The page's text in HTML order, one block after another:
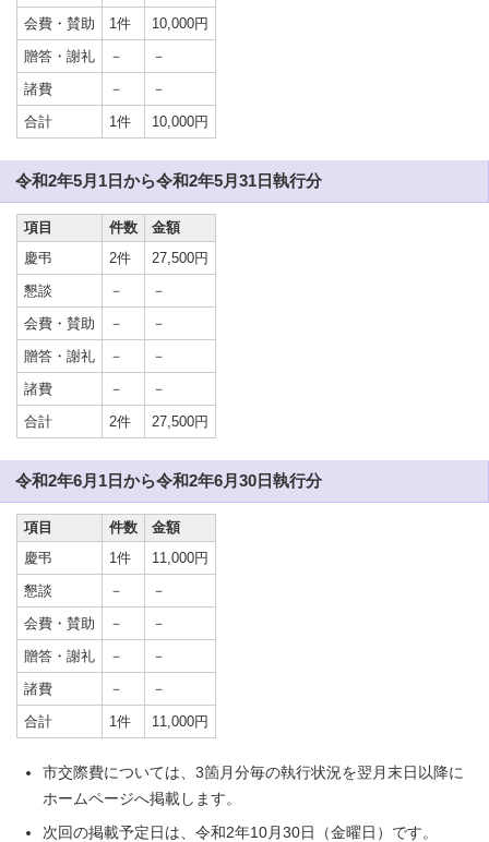
会費・賛助
1件
10,000円
贈答・謝礼
－
－
諸費
－
－
合計
1件 10,000円
令和2年5月1日から令和2年5月31日執行分
項目 件数
金額
慶弔
2件
27,500円
懇談
－
－
会費・賛助
－
－
贈答・謝礼
－
－
諸費
－
－
合計
2件 27,500円
令和2年6月1日から令和2年6月30日執行分
項目 件数
金額
慶弔
1件
11,000円
懇談
－
－
会費・賛助
－
－
贈答・謝礼
－
－
諸費
－
－
合計
1件 11,000円
市交際費については、3箇月分毎の執行状況を翌月末日以降に
ホームページへ掲載します。
次回の掲載予定日は、令和2年10月30日（金曜日）です。